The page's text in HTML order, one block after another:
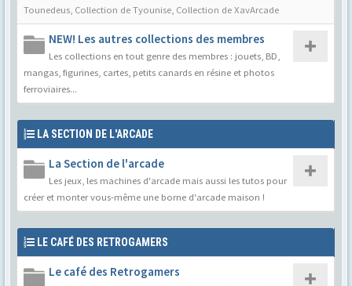
Tounedeus Collection de Tyounise Collection de XavArcade
NEW! Les autres collections des membres
Les collections en tout genre des membres : jouets, BD,
mangas, figurines, cartes, petits canards en résine et photos
ferroviaires...
LA SECTION DE L'ARCADE
La Section de l'arcade
Les jeux, les machines d'arcade mais aussi les tutos pour
créer et monter vous-même une borne d'arcade maison !
LE CAFÉ DES RETROGAMERS
Le café des Retrogamers